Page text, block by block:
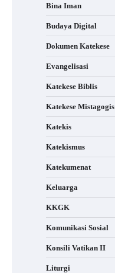
Bina Iman
Budaya Digital
Dokumen Katekese
Evangelisasi
Katekese Biblis
Katekese Mistagogis
Katekis
Katekismus
Katekumenat
Keluarga
KKGK
Komunikasi Sosial
Konsili Vatikan II
Liturgi